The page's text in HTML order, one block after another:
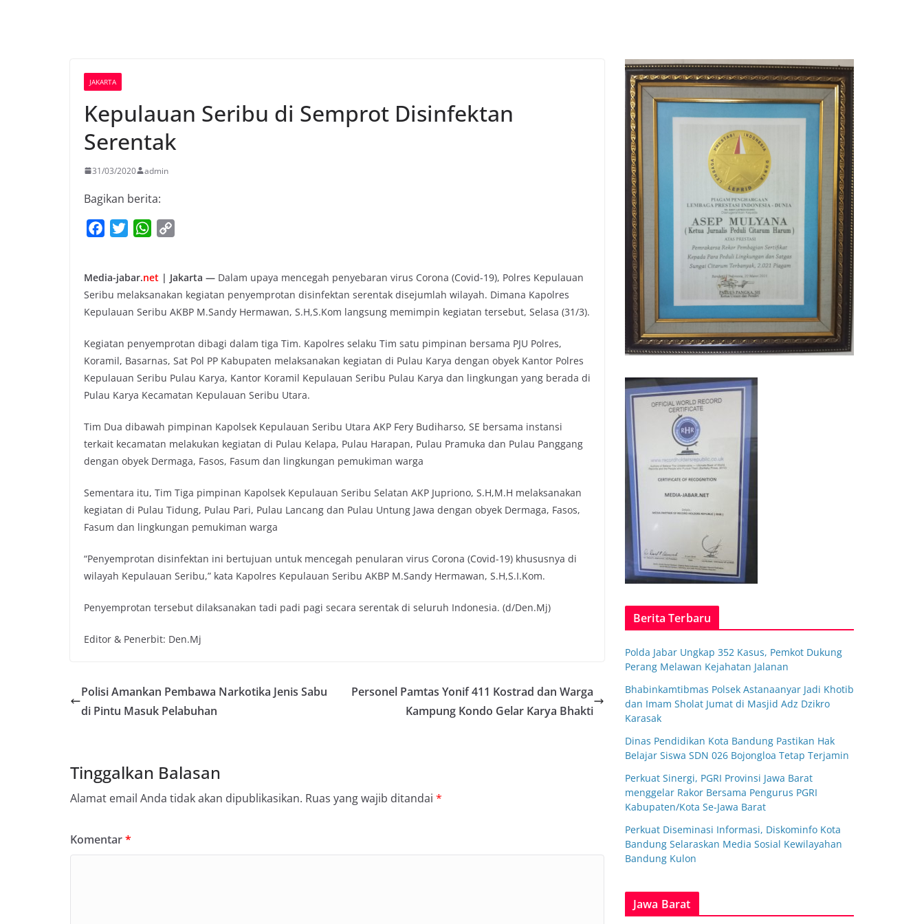
JAKARTA
Kepulauan Seribu di Semprot Disinfektan
Serentak
31/03/2020 admin
Bagikan berita:
e
b
o
t
t
e
W
t
s
A
y
L
i
Media-jabar.net | Jakarta — Dalam upaya mencegah penyebaran virus Corona (Covid-19), Polres Kepulauan
Seribu melaksanakan kegiatan penyemprotan disinfektan serentak disejumlah wilayah. Dimana Kapolres
Kepulauan Seribu AKBP M.Sandy Hermawan, S.H,S.Kom langsung memimpin kegiatan tersebut, Selasa (31/3).
Kegiatan penyemprotan dibagi dalam tiga Tim. Kapolres selaku Tim satu pimpinan bersama PJU Polres,
Koramil, Basarnas, Sat Pol PP Kabupaten melaksanakan kegiatan di Pulau Karya dengan obyek Kantor Polres
Kepulauan Seribu Pulau Karya, Kantor Koramil Kepulauan Seribu Pulau Karya dan lingkungan yang berada di
Pulau Karya Kecamatan Kepulauan Seribu Utara.
Tim Dua dibawah pimpinan Kapolsek Kepulauan Seribu Utara AKP Fery Budiharso, SE bersama instansi
terkait kecamatan melakukan kegiatan di Pulau Kelapa, Pulau Harapan, Pulau Pramuka dan Pulau Panggang
dengan obyek Dermaga, Fasos, Fasum dan lingkungan pemukiman warga
Sementara itu, Tim Tiga pimpinan Kapolsek Kepulauan Seribu Selatan AKP Jupriono, S.H,M.H melaksanakan
kegiatan di Pulau Tidung, Pulau Pari, Pulau Lancang dan Pulau Untung Jawa dengan obyek Dermaga, Fasos,
Fasum dan lingkungan pemukiman warga
“Penyemprotan disinfektan ini bertujuan untuk mencegah penularan virus Corona (Covid-19) khususnya di
wilayah Kepulauan Seribu,” kata Kapolres Kepulauan Seribu AKBP M.Sandy Hermawan, S.H,S.I.Kom.
Penyemprotan tersebut dilaksanakan tadi padi pagi secara serentak di seluruh Indonesia. (d/Den.Mj)
Editor & Penerbit: Den.Mj
Polisi Amankan Pembawa Narkotika Jenis Sabu
di Pintu Masuk Pelabuhan
Personel Pamtas Yonif 411 Kostrad dan Warga
Kampung Kondo Gelar Karya Bhakti
Tinggalkan Balasan
Alamat email Anda tidak akan dipublikasikan. Ruas yang wajib ditandai *
Komentar*
Berita Terbaru
Polda Jabar Ungkap 352 Kasus, Pemkot Dukung
Perang Melawan Kejahatan Jalanan
Bhabinkamtibmas Polsek Astanaanyar Jadi Khotib
dan Imam Sholat Jumat di Masjid Adz Dzikro
Karasak
Dinas Pendidikan Kota Bandung Pastikan Hak
Belajar Siswa SDN 026 Bojongloa Tetap Terjamin
Perkuat Sinergi, PGRI Provinsi Jawa Barat
menggelar Rakor Bersama Pengurus PGRI
Kabupaten/Kota Se-Jawa Barat
Perkuat Diseminasi Informasi, Diskominfo Kota
Bandung Selaraskan Media Sosial Kewilayahan
Bandung Kulon
Jawa Barat